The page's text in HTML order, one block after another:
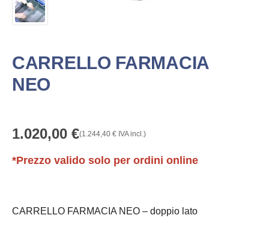
CARRELLO FARMACIA
NEO
1.020,00 €(1.244,40 € IVA incl.)
*Prezzo valido solo per ordini online
CARRELLO FARMACIA NEO – doppio lato